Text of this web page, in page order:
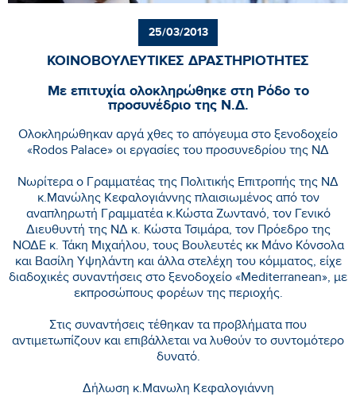
25/03/2013
ΚΟΙΝΟΒΟΥΛΕΥΤΙΚΕΣ ΔΡΑΣΤΗΡΙΟΤΗΤΕΣ
Με επιτυχία ολοκληρώθηκε στη Ρόδο το
προσυνέδριο της Ν.Δ.
Ολοκληρώθηκαν αργά χθες το απόγευμα στο ξενοδοχείο
«Rodos Palace» οι εργασίες του προσυνεδρίου της ΝΔ
Νωρίτερα ο Γραμματέας της Πολιτικής Επιτροπής της ΝΔ
κ.Μανώλης Κεφαλογιάννης πλαισιωμένος από τον
αναπληρωτή Γραμματέα κ.Κώστα Ζωντανό, τον Γενικό
Διευθυντή της ΝΔ κ. Κώστα Τσιμάρα, τον Πρόεδρο της
ΝΟΔΕ κ. Τάκη Μιχαήλου, τους Βουλευτές κκ Μάνο Κόνσολα
και Βασίλη Υψηλάντη και άλλα στελέχη του κόμματος, είχε
διαδοχικές συναντήσεις στο ξενοδοχείο «Mediterranean», με
εκπροσώπους φορέων της περιοχής.
Στις συναντήσεις τέθηκαν τα προβλήματα που
αντιμετωπίζουν και επιβάλλεται να λυθούν το συντομότερο
δυνατό.
Δήλωση κ.Μανωλη Κεφαλογιάννη